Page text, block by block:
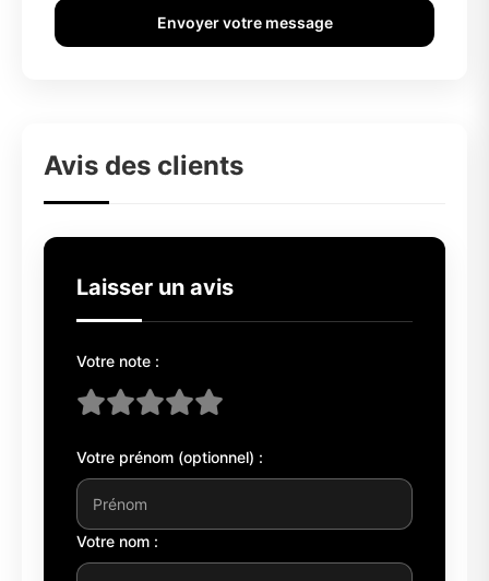
Envoyer votre message
Avis des clients
Laisser un avis
Votre note :
Votre prénom (optionnel) :
Votre nom :